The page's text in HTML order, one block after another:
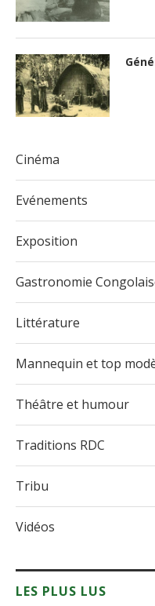
Cinéma
Evénements
Exposition
Gastronomie
Littérature
Mannequin et top
Théâtre et humour
Traditions RDC
Tribu
Vidéos
LES PLUS LUS